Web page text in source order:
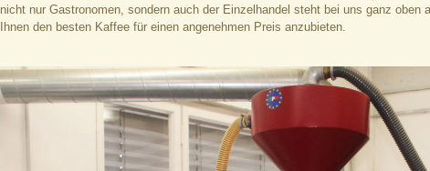
nicht nur Gastronomen, sondern auch der Einzelhandel steht bei uns ganz oben
Ihnen den besten Kaffee für einen angenehmen Preis anzubieten.